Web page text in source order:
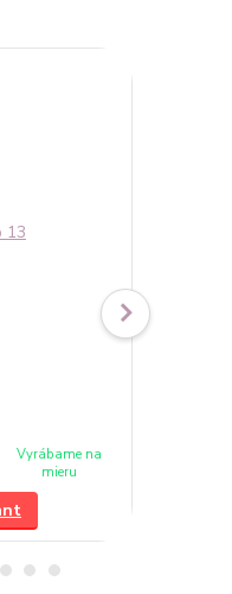
Vyrábame na
mieru